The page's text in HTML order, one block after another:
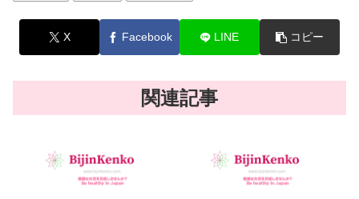
X Facebook LINE コピー
関連記事